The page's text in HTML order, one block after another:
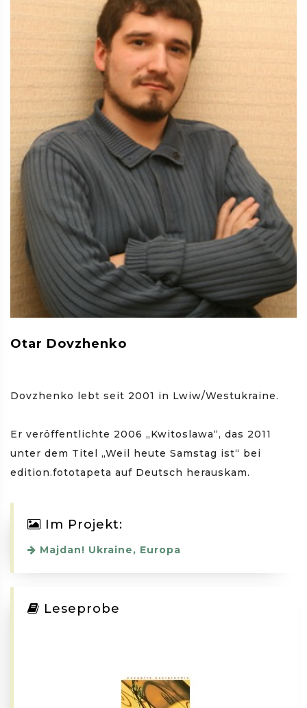
Otar Dovzhenko
Dovzhenko lebt seit 2001 in Lwiw/Westukraine.
Er veröffentlichte 2006 „Kwitoslawa“, das 2011
unter dem Titel „Weil heute Samstag ist“ bei
edition.fototapeta auf Deutsch herauskam.
Im Projekt:
Majdan! Ukraine, Europa
Leseprobe